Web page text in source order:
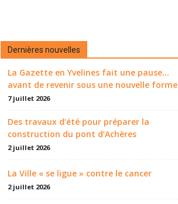
Dernières nouvelles
La Gazette en Yvelines fait une pause...
avant de revenir sous une nouvelle forme
7 juillet 2026
Des travaux d’été pour préparer la
construction du pont d’Achères
2 juillet 2026
La Ville « se ligue » contre le cancer
2 juillet 2026